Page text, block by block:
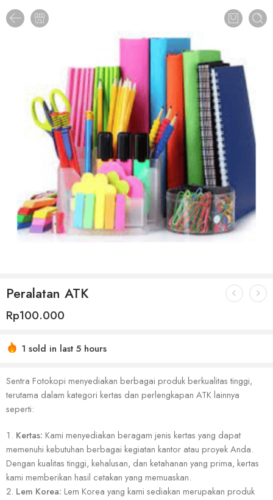
Peralatan ATK
Rp100.000
1 sold in last 5 hours
Sentra Fotokopi menyediakan berbagai produk berkualitas tinggi,
terutama dalam kategori kertas dan perlengkapan ATK lainnya
seperti:
Kertas: Kami menyediakan beragam jenis kertas yang dapat
memenuhi kebutuhan berbagai kegiatan kantor atau proyek Anda.
Dengan kualitas tinggi, kehalusan, dan ketahanan yang prima, kertas
kami memberikan hasil cetakan yang memuaskan.
Lem Korea: Lem Korea yang kami sediakan merupakan produk